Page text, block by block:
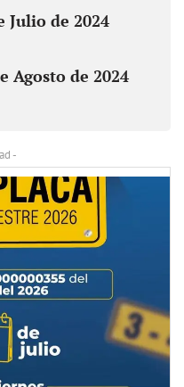
Julio de 2024
Agosto de 2024
-